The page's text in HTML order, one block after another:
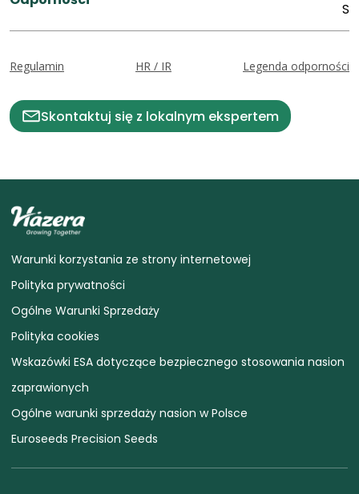
S
Regulamin HR / IR Legenda odporności
Skontaktuj się z lokalnym ekspertem
Warunki korzystania ze strony internetowej
Polityka prywatności
Ogólne Warunki Sprzedaży
Polityka cookies
Wskazówki ESA dotyczące bezpiecznego stosowania nasion
zaprawionych
Ogólne warunki sprzedaży nasion w Polsce
Euroseeds Precision Seeds